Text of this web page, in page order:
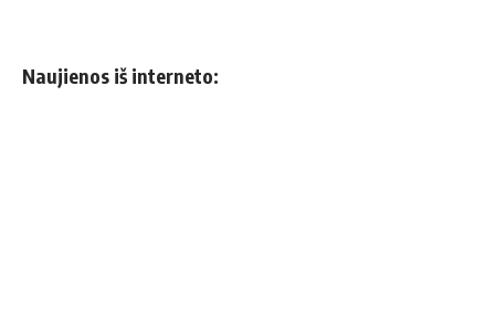
Naujienos iš interneto: